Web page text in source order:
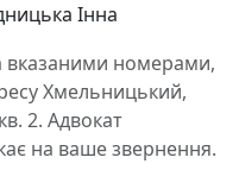
Інна
вказаними номерами,
Хмельницький,
2. Адвокат
на ваше звернення.